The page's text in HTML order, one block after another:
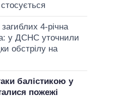
4-річна
у ДСНС уточнили
обстрілу на
балістикою у
пожежі